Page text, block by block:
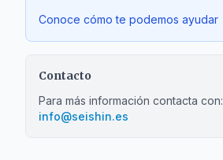
Conoce cómo te podemos ayudar
Contacto
Para más información contacta con:
info@seishin.es